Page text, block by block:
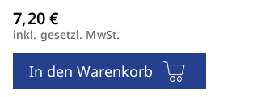
inkl. gesetzl. MwSt.
In den Warenkorb